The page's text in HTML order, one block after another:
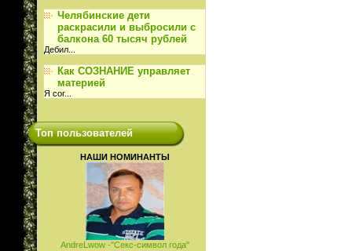
Челябинские дети
раскрасили и выбросили с
балкона 60 тысяч рублей
Дебил
Как СОЗНАНИЕ управляет
материей
Я сог...
Топ пользователей
НАШИ НОМИНАНТЫ
AndreLwow -"Секс-символ года"